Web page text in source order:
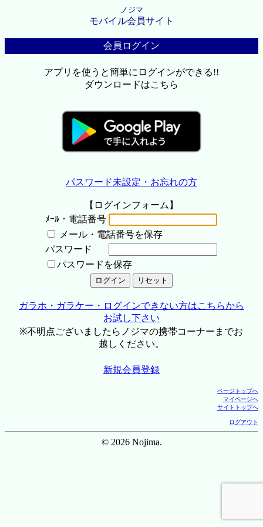
ノジマ
モバイル会員サイト
会員ログイン
アプリを使うと簡単にログインができる!!
ダウンロードはこちら
パスワード未設定・お忘れの方
【ログインフォーム】
ﾒｰﾙ・電話番号
メール・電話番号を保存
パスワード
パスワードを保存
ガラホ・ガラケー・ログインできない方はこちらから
お試し下さい
※不明点ございましたらノジマの携帯コーナーまでお
越しください。
新規会員登録
ページトップへ
マイページへ
サイトトップへ
ログアウト
© 2026 Nojima.